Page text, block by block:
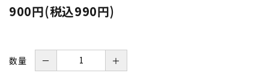
900円(税込990円)
数量 － ＋